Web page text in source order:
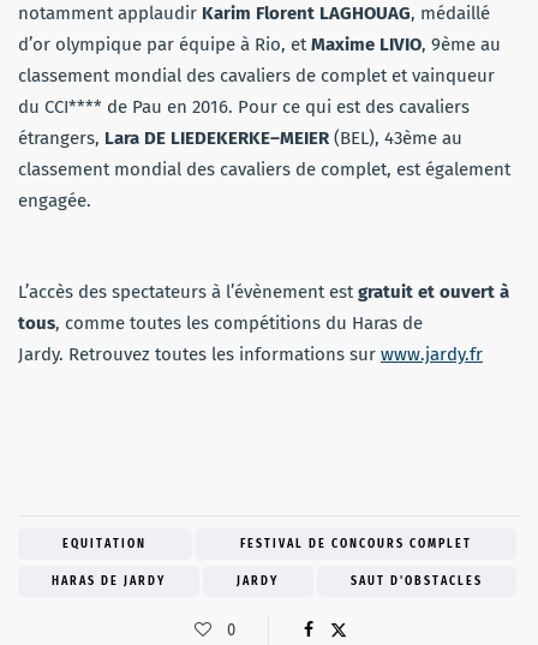
notamment applaudir Karim Florent LAGHOUAG, médaillé
d’or olympique par équipe à Rio, etMaxime LIVIO, 9ème au
classement mondial des cavaliers de complet et vainqueur
du CCI**** de Pau en 2016. Pour ce qui est des cavaliers
étrangers, Lara DE LIEDEKERKE–MEIER (BEL), 43ème au
classement mondial des cavaliers de complet, est également
engagée.
L’accès des spectateurs à l’évènement estgratuit et ouvert à
tous, comme toutes les compétitions du Haras de
Jardy. Retrouvez toutes les informations sur www.jardy.fr
EQUITATION FESTIVAL DE CONCOURS COMPLET
HARAS DE JARDY JARDY SAUT D'OBSTACLES
0